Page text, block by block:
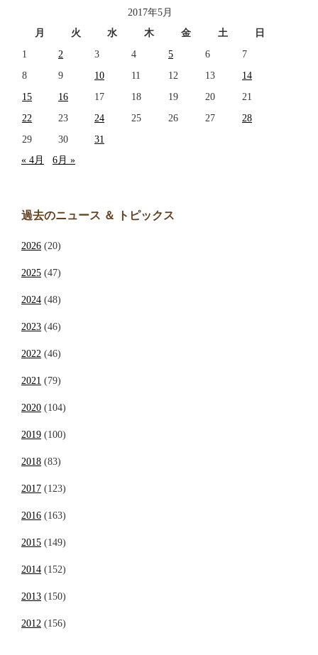
2017年5月
月
火 水 木 金 土
日
1
2 3 4 5 6
7
8
9 10 11 12 13
14
15
16 17 18 19 20
21
22
23 24 25 26 27
28
29
30
31
« 4月
6月 »
過去のニュース ＆ トピックス
2026 (20)
2025 (47)
2024 (48)
2023 (46)
2022 (46)
2021 (79)
2020 (104)
2019 (100)
2018 (83)
2017 (123)
2016 (163)
2015 (149)
2014 (152)
2013 (150)
2012 (156)